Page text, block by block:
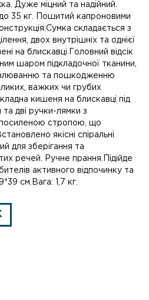
Дуже міцний та надійний.
35 кг. Пошитий капроновими
складається з
двох внутрішніх та однієї
на блискавці.Головний відсік
шаром підкладочної тканини,
та пошкодженню
важких чи грубих
кишеня на блискавці під
та дві ручки-лямки з
посиленою стропою, що
якісні спіральні
для зберігання та
речей. Ручне прання.Підійде
активного відпочинку та
см.Вага: 1,7 кг.